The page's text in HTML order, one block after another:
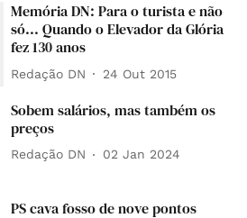
Memória DN: Para o turista e não
só... Quando o Elevador da Glória
fez 130 anos
Redação DN 24 Out 2015
Sobem salários, mas também os
preços
Redação DN 02 Jan 2024
PS cava fosso de nove pontos